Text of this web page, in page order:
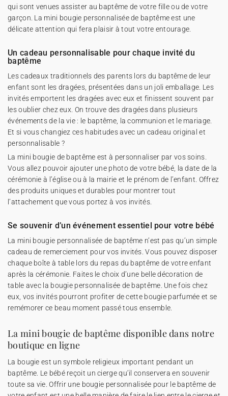
qui sont venues assister au baptême de votre fille ou de votre
garçon. La mini bougie personnalisée de baptême est une
délicate attention qui fera plaisir à tout votre entourage.
Un cadeau personnalisable pour chaque invité du
baptême
Les cadeaux traditionnels des parents lors du baptême de leur
enfant sont les dragées, présentées dans un joli emballage. Les
invités emportent les dragées avec eux et finissent souvent par
les oublier chez eux. On trouve des dragées dans plusieurs
événements de la vie : le baptême, la communion et le mariage.
Et si vous changiez ces habitudes avec un cadeau original et
personnalisable ?
La mini bougie de baptême est à personnaliser par vos soins.
Vous allez pouvoir ajouter une photo de votre bébé, la date de la
cérémonie à l’église ou à la mairie et le prénom de l’enfant. Offrez
des produits uniques et durables pour montrer tout
l’attachement que vous portez à vos invités.
Se souvenir d’un événement essentiel pour votre bébé
La mini bougie personnalisée de baptême n’est pas qu’un simple
cadeau de remerciement pour vos invités. Vous pouvez disposer
chaque boîte à table lors du repas du baptême de votre enfant
après la cérémonie. Faites le choix d’une belle décoration de
table avec la bougie personnalisée de baptême. Une fois chez
eux, vos invités pourront profiter de cette bougie parfumée et se
remémorer ce beau moment passé tous ensemble.
La mini bougie de baptême disponible dans notre
boutique en ligne
La bougie est un symbole religieux important pendant un
baptême. Le bébé reçoit un cierge qu’il conservera en souvenir
toute sa vie. Offrir une bougie personnalisée pour le baptême de